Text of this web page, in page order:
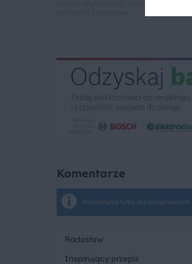
Komentarze
Komentarze tylko dla zalogowanych
Radosław
Inspirujący przepis